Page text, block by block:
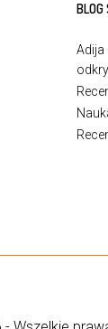
BLOG
Adija